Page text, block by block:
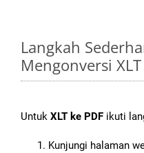
Langkah
Mengonversi
Untuk XLT ke PDF ikuti
Kunjungi halaman